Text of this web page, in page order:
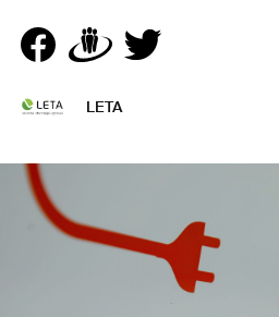
LETA